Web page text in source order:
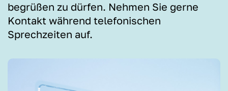
begrüßen zu dürfen. Nehmen Sie gerne
Kontakt während telefonischen
Sprechzeiten auf.